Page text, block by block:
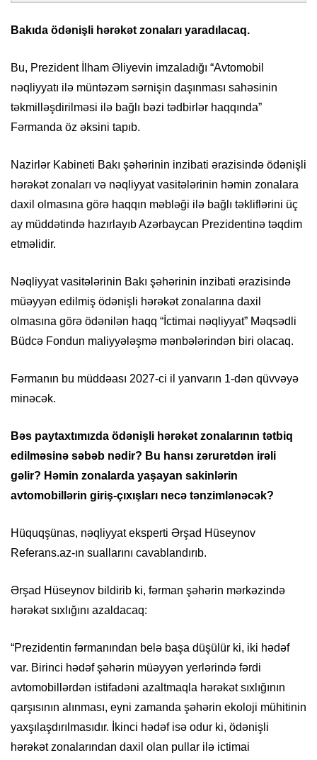
Bakıda ödənişli hərəkət zonaları yaradılacaq.
Bu, Prezident İlham Əliyevin imzaladığı “Avtomobil
nəqliyyatı ilə müntəzəm sərnişin daşınması sahəsinin
təkmilləşdirilməsi ilə bağlı bəzi tədbirlər haqqında”
Fərmanda öz əksini tapıb.
Nazirlər Kabineti Bakı şəhərinin inzibati ərazisində ödənişli
hərəkət zonaları və nəqliyyat vasitələrinin həmin zonalara
daxil olmasına görə haqqın məbləği ilə bağlı təkliflərini üç
ay müddətində hazırlayıb Azərbaycan Prezidentinə təqdim
etməlidir.
Nəqliyyat vasitələrinin Bakı şəhərinin inzibati ərazisində
müəyyən edilmiş ödənişli hərəkət zonalarına daxil
olmasına görə ödənilən haqq “İctimai nəqliyyat” Məqsədli
Büdcə Fondun maliyyələşmə mənbələrindən biri olacaq.
Fərmanın bu müddəası 2027-ci il yanvarın 1-dən qüvvəyə
minəcək.
Bəs paytaxtımızda ödənişli hərəkət zonalarının tətbiq
edilməsinə səbəb nədir? Bu hansı zərurətdən irəli
gəlir? Həmin zonalarda yaşayan sakinlərin
avtomobillərin giriş-çıxışları necə tənzimlənəcək?
Hüquqşünas, nəqliyyat eksperti Ərşad Hüseynov
Referans.az-ın suallarını cavablandırıb.
Ərşad Hüseynov bildirib ki, fərman şəhərin mərkəzində
hərəkət sıxlığını azaldacaq:
“Prezidentin fərmanından belə başa düşülür ki, iki hədəf
var. Birinci hədəf şəhərin müəyyən yerlərində fərdi
avtomobillərdən istifadəni azaltmaqla hərəkət sıxlığının
qarşısının alınması, eyni zamanda şəhərin ekoloji mühitinin
yaxşılaşdırılmasıdır. İkinci hədəf isə odur ki, ödənişli
hərəkət zonalarından daxil olan pullar ilə ictimai